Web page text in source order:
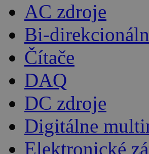
AC zdroje
Bi-
Čítače
DAQ
DC zdroje
Digitálne
Elektronické